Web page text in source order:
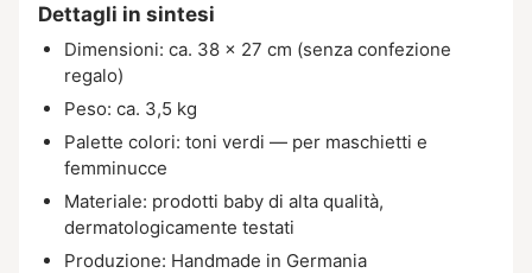
Dettagli in sintesi
Dimensioni: ca. 38 × 27 cm (senza confezione
regalo)
Peso: ca. 3,5 kg
Palette colori: toni verdi — per maschietti e
femminucce
Materiale: prodotti baby di alta qualità,
dermatologicamente testati
Produzione: Handmade in Germania